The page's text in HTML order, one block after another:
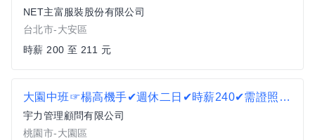
NET主富服裝股份有限公司
台北市-大安區
時薪 200 至 211 元
大園中班☞楊高機手✔週休二日✔時薪240✔需證照✔可日領MY
宇力管理顧問有限公司
桃園市-大園區